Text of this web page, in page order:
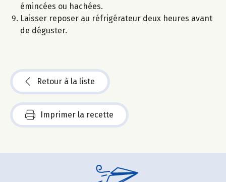
émincées ou hachées.
Laisser reposer au réfrigérateur deux heures avant
de déguster.
Retour à la liste
Imprimer la recette